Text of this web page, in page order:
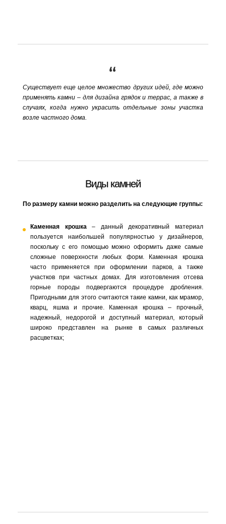
“
Существует еще целое множество других идей, где можно
применять камни – для дизайна грядок и террас, а также в
случаях, когда нужно украсить отдельные зоны участка
возле частного дома.
Виды камней
По размеру камни можно разделить на следующие группы:
Каменная крошка– данный декоративный материал
пользуется наибольшей популярностью у дизайнеров,
поскольку с его помощью можно оформить даже самые
сложные поверхности любых форм. Каменная крошка
часто применяется при оформлении парков, а также
участков при частных домах. Для изготовления отсева
горные породы подвергаются процедуре дробления.
Пригодными для этого считаются такие камни, как мрамор,
кварц, яшма и прочие. Каменная крошка – прочный,
надежный, недорогой и доступный материал, который
широко представлен на рынке в самых различных
расцветках;